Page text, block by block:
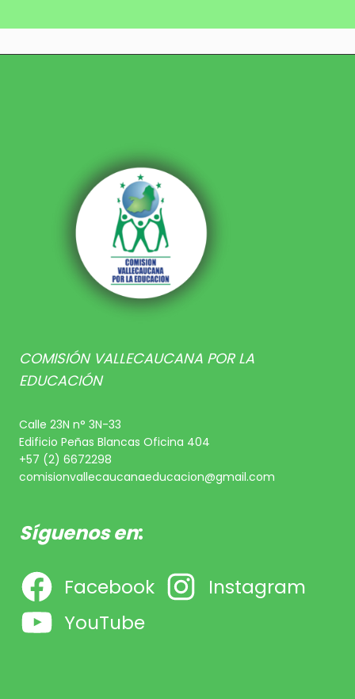
COMISIÓN VALLECAUCANA POR LA
EDUCACIÓN
Calle 23N n° 3N-33
Edificio Peñas Blancas Oficina 404
+57 (2) 6672298
comisionvallecaucanaeducacion@gmail.com
Síguenos en:
Facebook
Instagram
YouTube